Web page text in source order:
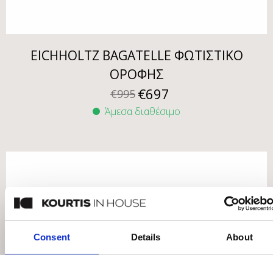
Consent Details About
EICHHOLTZ BAGATELLE ΦΩΤΙΣΤΙΚΟ
ΟΡΟΦΗΣ
€995 €697
Άμεσα διαθέσιμο